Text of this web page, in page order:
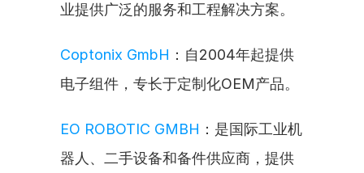
业提供广泛的服务和工程解决方案。
Coptonix GmbH ：自2004年起提供
电子组件，专长于定制化OEM产品。
EO ROBOTIC GMBH ：是国际工业机
器人、二手设备和备件供应商，提供